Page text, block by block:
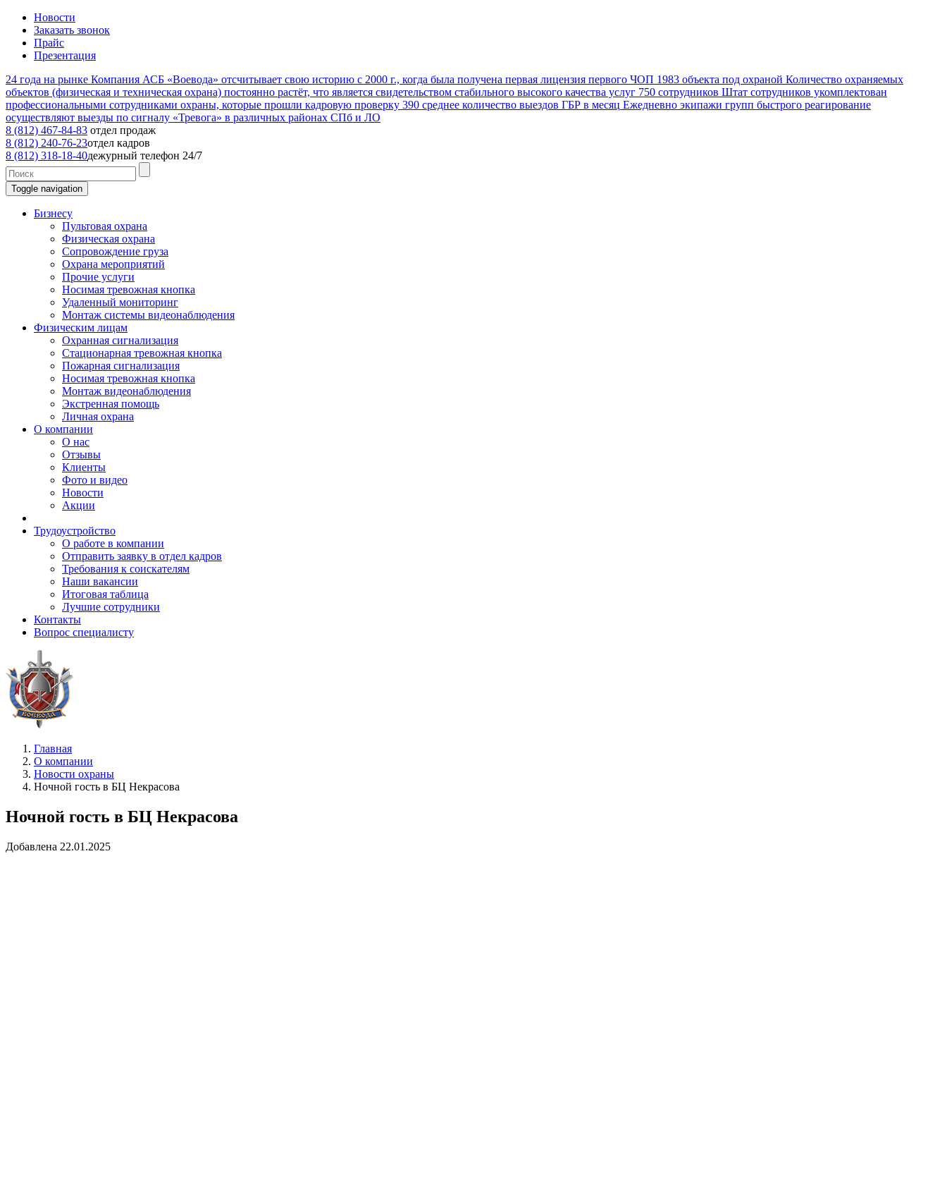
Новости
Заказать звонок
Прайс
Презентация
24 года на рынке Компания АСБ «Воевода» отсчитывает свою историю с 2000 г., когда была получена первая лицензия первого ЧОП 1983 объекта под охраной Количество охраняемых
объектов (физическая и техническая охрана) постоянно растёт, что является свидетельством стабильного высокого качества услуг 750 сотрудников Штат сотрудников укомплектован
профессиональными сотрудниками охраны, которые прошли кадровую проверку 390 среднее количество выездов ГБР в месяц Ежедневно экипажи групп быстрого реагирование
осуществляют выезды по сигналу «Тревога» в различных районах СПб и ЛО
8 (812) 467-84-83 отдел продаж
8 (812) 240-76-23отдел кадров
8 (812) 318-18-40дежурный телефон 24/7
Toggle navigation
Бизнесу
Пультовая охрана
Физическая охрана
Сопровождение груза
Охрана мероприятий
Прочие услуги
Носимая тревожная кнопка
Удаленный мониторинг
Монтаж системы видеонаблюдения
Физическим лицам
Охранная сигнализация
Стационарная тревожная кнопка
Пожарная сигнализация
Носимая тревожная кнопка
Монтаж видеонаблюдения
Экстренная помощь
Личная охрана
О компании
О нас
Отзывы
Клиенты
Фото и видео
Новости
Акции
Трудоустройство
О работе в компании
Отправить заявку в отдел кадров
Требования к соискателям
Наши вакансии
Итоговая таблица
Лучшие сотрудники
Контакты
Вопрос специалисту
Главная
О компании
Новости охраны
Ночной гость в БЦ Некрасова
Ночной гость в БЦ Некрасова
Добавлена 22.01.2025